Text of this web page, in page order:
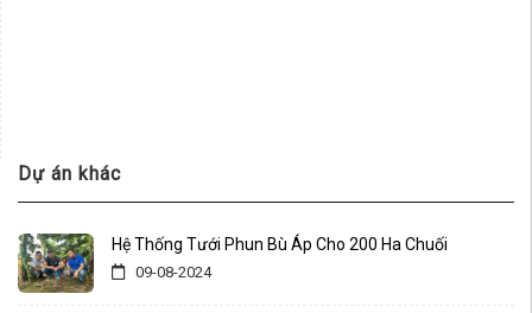
Dự án khác
Hệ Thống Tưới Phun Bù Áp Cho 200 Ha Chuối
09-08-2024